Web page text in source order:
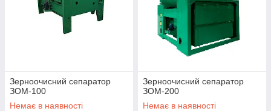
Зерноочисний сепаратор
ЗОМ-100
Немає в наявності
Зерноочисний сепаратор
ЗОМ-200
Немає в наявності